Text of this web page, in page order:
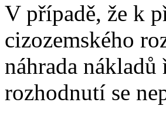
V případě, že k
cizozemského
náhrada
rozhodnutí se